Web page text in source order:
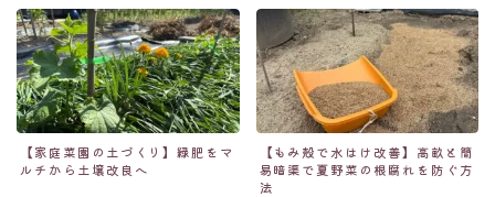
トラブル対応
植付け時期カレンダー
【家庭菜園の土づくり】緑肥をマ
ルチから土壌改良へ
【もみ殻で水はけ改善】高畝と簡
易暗渠で夏野菜の根腐れを防ぐ方
法